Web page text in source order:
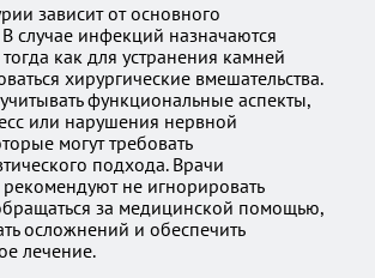
зависит от основного
случае инфекций назначаются
как для устранения камней
хирургические вмешательства.
функциональные аспекты,
или нарушения нервной
могут требовать
подхода. Врачи
рекомендуют не игнорировать
за медицинской помощью,
осложнений и обеспечить
лечение.